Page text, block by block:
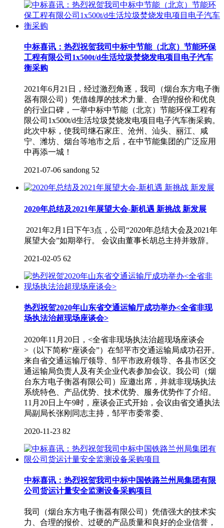
中标喜讯：热烈祝贺我司中标中节能（北京）节能环保
工程有限公司1x500t/d生活垃圾焚烧发电项目电子汽车
衡采购
2021年6月21日，经过激烈角逐，我司（烟台东方电子衡
器有限公司）凭借雄厚的技术力量、合理的报价和优良
的行业口碑，一举中标中节能（北京）节能环保工程有
限公司1x500t/d生活垃圾焚烧发电项目电子汽车衡采购。
此次中标，使我司继石家庄、沧州、汕头、丽江、咸
宁、潍坊、烟台等地市之后，在中节能集团的广泛应用
中再添一城！
2021-07-06 sandong 52
2020年总结及2021年展望大会-新机遇 新挑战 新发展
2021年2月1日下午3点，公司“2020年总结大会及2021年
展望大会”如期举行。 会议由董事长胡总主持并致辞。
2021-02-05 62
热烈祝贺2020年山东省交通运输厅成功举办<全省非现
场执法治超现场座谈会>
2020年11月20日，<全省非现场执法治超现场座谈会
>（以下简称“座谈会”）在邹平市交通运输局成功召开。
来自省交通运输厅领导、邹平市政府领导、各县市区交
通运输局负责人及有关企业代表参加会议。我公司（烟
台东方电子衡器有限公司）应邀出席，并就非现场执法
系统特色、产品优势、技术优势、服务优势作了介绍。
11月20日上午9时，座谈会正式开始，会议由省交通执法
局副局长张刚同志主持，邹平市委常委、
2020-11-23 82
中标喜讯：热烈祝贺我司中标中国铁路兰州局集团有限
公司货运计量安全监测设备采购项目
我司（烟台东方电子衡器有限公司）凭借强大的技术实
力、合理的报价、过硬的产品质量和良好的企业信誉，